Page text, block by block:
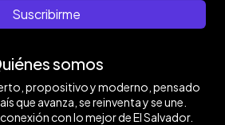
Suscribirme
somos
propositivo y moderno, pensado
que avanza, se reinventa y se une.
con lo mejor de El Salvador.